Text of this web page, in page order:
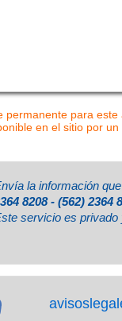
permanente para
en el sitio por
la información
8208 - (562) 2364
servicio es privado